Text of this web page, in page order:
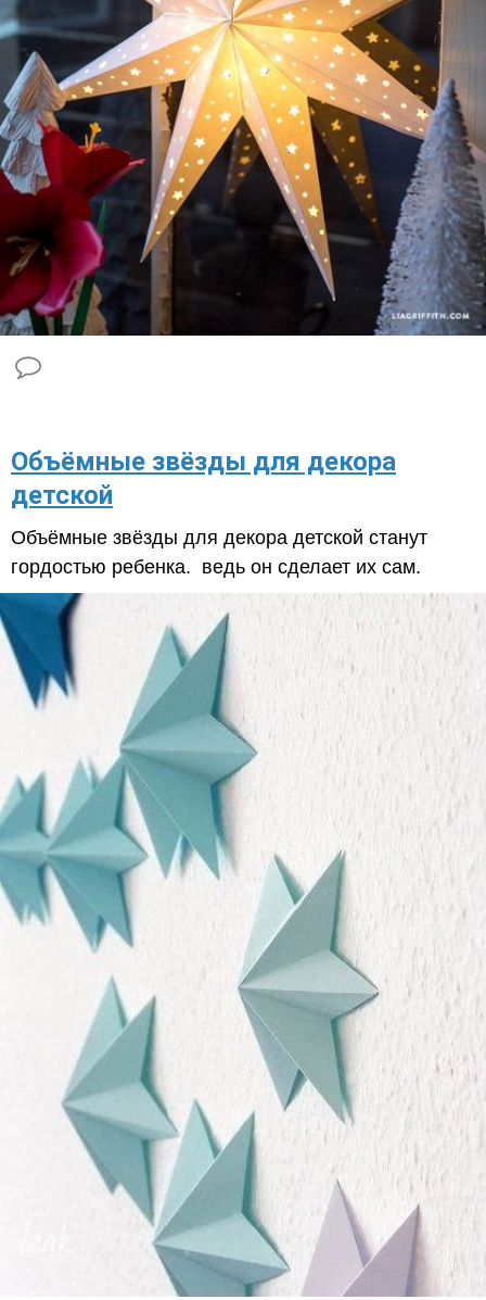
Объёмные звёзды для декора
детской
Объёмные звёзды для декора детской станут
гордостью ребенка. ведь он сделает их сам.